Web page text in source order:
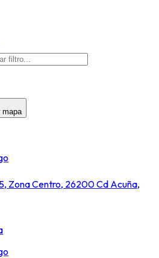
mapa
Zona Centro, 26200 Cd Acuña,